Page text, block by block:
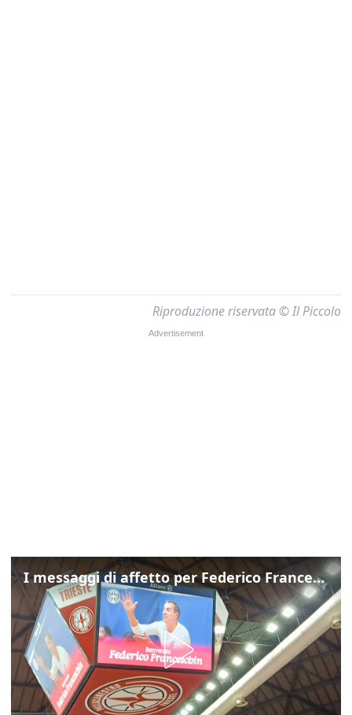
Riproduzione riservata © Il Piccolo
I messaggi di affetto per Federico Franceschin: così il mondo del basket gli è stato accanto fino all’ultimo